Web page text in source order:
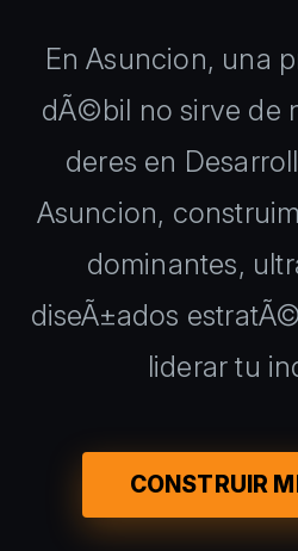
En Asuncion, una
dÃ©bil no sirve de
deres en
Asuncion,
dominantes,
diseÃ±ados
liderar tu
CONSTRUIR